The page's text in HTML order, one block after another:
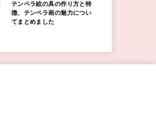
テンペラ絵の具の作り方と特
徴、テンペラ画の魅力につい
てまとめました